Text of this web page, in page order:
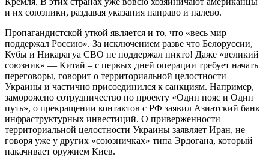
и их союзники, раздавая указания направо и налево.
Пропагандистской уткой является и то, что «весь мир
поддержал Россию». За исключением разве что Белоруссии,
Кубы и Никарагуа СВО не поддержал никто! Даже «великий
союзник» — Китай – с первых дней операции требует начать
переговоры, говорит о территориальной целостности
Украины и частично присоединился к санкциям. Например,
заморожено сотрудничество по проекту «Один пояс и Один
путь», о прекращении контактов с РФ заявил Азиатский банк
инфраструктурных инвестиций. О приверженности
территориальной целостности Украины заявляет Иран, не
говоря уже у других «союзничках» типа Эрдогана, который
накачивает оружием Киев.